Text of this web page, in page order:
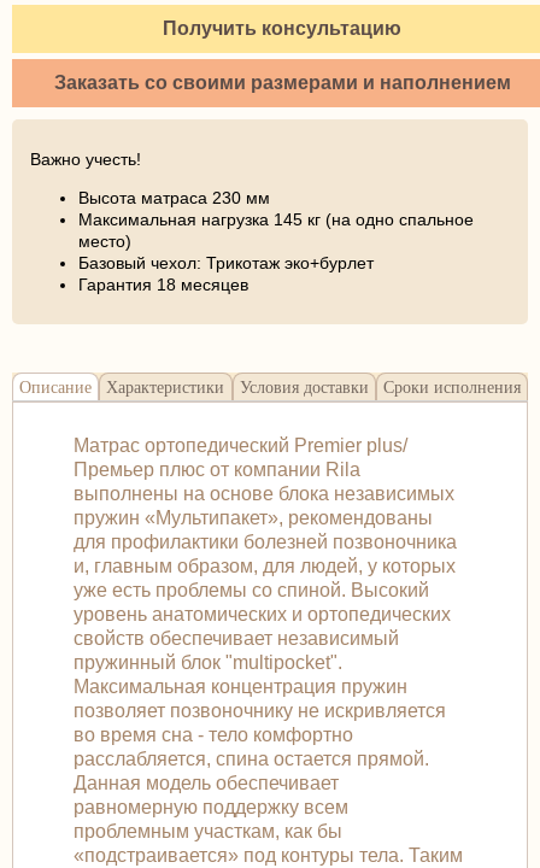
Получить консультацию
Заказать со своими размерами и наполнением
Важно учесть!
Высота матраса 230 мм
Максимальная нагрузка 145 кг (на одно спальное
место)
Базовый чехол: Трикотаж эко+бурлет
Гарантия 18 месяцев
Описание Характеристики Условия доставки Сроки исполнения
Матрас ортопедический Premier plus/
Премьер плюс от компании Rila
выполнены на основе блока независимых
пружин «Мультипакет», рекомендованы
для профилактики болезней позвоночника
и, главным образом, для людей, у которых
уже есть проблемы со спиной. Высокий
уровень анатомических и ортопедических
свойств обеспечивает независимый
пружинный блок "multipocket".
Максимальная концентрация пружин
позволяет позвоночнику не искривляется
во время сна - тело комфортно
расслабляется, спина остается прямой.
Данная модель обеспечивает
равномерную поддержку всем
проблемным участкам, как бы
«подстраивается» под контуры тела. Таким